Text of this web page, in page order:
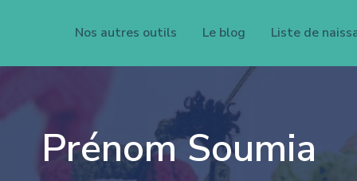
Nos autres outils Le blog Liste de
Prénom Soumia